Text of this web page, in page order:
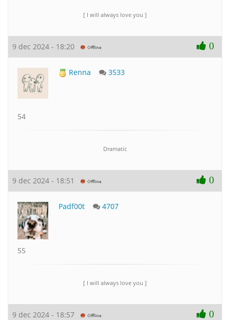
[ I will always love you ]
9 dec 2024 - 18:20 0
Renna 3533
54
Dramatic
9 dec 2024 - 18:51 0
Padf00t 4707
55
[ I will always love you ]
9 dec 2024 - 18:57 0